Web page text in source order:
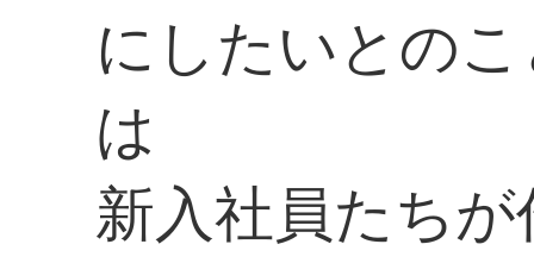
にしたいとの
は
新入社員たち